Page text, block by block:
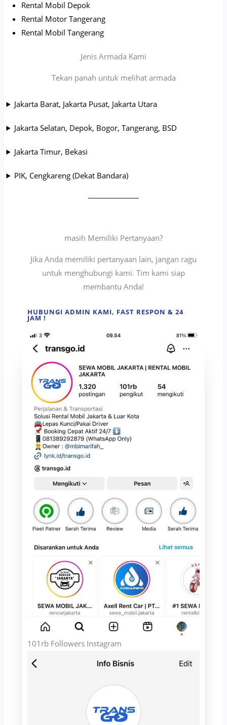
Rental Mobil Depok
Rental Motor Tangerang
Rental Mobil Tangerang
Jenis Armada Kami
Tekan panah untuk melihat armada
Jakarta Barat, Jakarta Pusat, Jakarta Utara
Jakarta Selatan, Depok, Bogor, Tangerang, BSD
Jakarta Timur, Bekasi
PIK, Cengkareng (Dekat Bandara)
masih Memiliki Pertanyaan?
Jika Anda memiliki pertanyaan lain, jangan ragu
untuk menghubungi kami. Tim kami siap
membantu Anda!
HUBUNGI ADMIN KAMI, FAST RESPON & 24
JAM !
101rb Followers Instagram